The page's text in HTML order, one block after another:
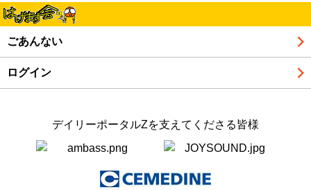
ごあんない
ログイン
デイリーポータルZを支えてくださる皆様